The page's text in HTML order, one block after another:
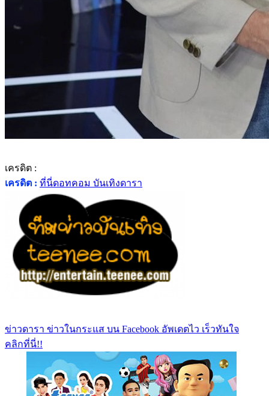
เครดิต :
เครดิต : ที่นี่ดอทคอม บันเทิงดารา
ข่าวดารา ข่าวในกระแส บน Facebook อัพเดตไว เร็วทันใจ
คลิกที่นี่!!